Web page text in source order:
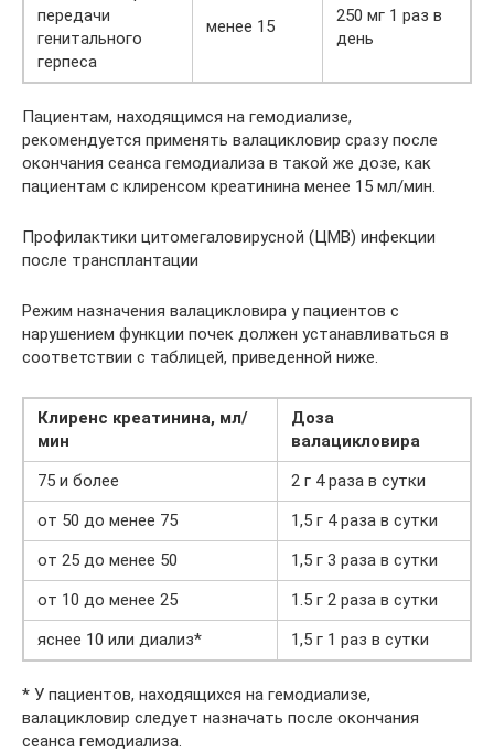
передачи
генитального
герпеса
менее 15
250 мг 1 раз в
день
Пациентам, находящимся на гемодиализе,
рекомендуется применять валацикловир сразу после
окончания сеанса гемодиализа в такой же дозе, как
пациентам с клиренсом креатинина менее 15 мл/мин.
Профилактики цитомегаловирусной (ЦМВ) инфекции
после трансплантации
Режим назначения валацикловира у пациентов с
нарушением функции почек должен устанавливаться в
соответствии с таблицей, приведенной ниже.
Клиренс креатинина, мл/
мин
Доза
валацикловира
75 и более
2 г 4 раза в сутки
от 50 до менее 75
1,5 г 4 раза в сутки
от 25 до менее 50
1,5 г 3 раза в сутки
от 10 до менее 25
1.5 г 2 раза в сутки
яснее 10 или диализ*
1,5 г 1 раз в сутки
* У пациентов, находящихся на гемодиализе,
валацикловир следует назначать после окончания
сеанса гемодиализа.